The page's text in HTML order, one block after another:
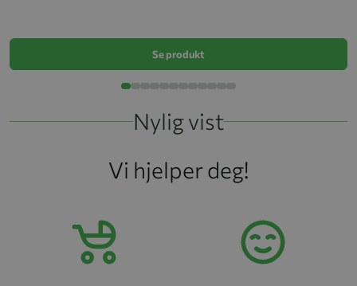
Se produkt
Nylig vist
Vi hjelper deg!